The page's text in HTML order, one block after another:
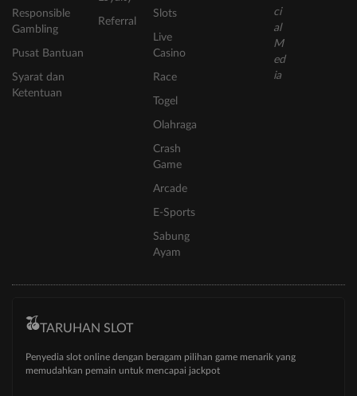
Responsible
Gambling
Pusat Bantuan
Syarat dan
Ketentuan
Referral
Slots
Live
Casino
Race
Togel
Olahraga
Crash
Game
Arcade
E-Sports
Sabung
Ayam
TARUHAN SLOT
Penyedia slot online dengan beragam pilihan game menarik yang
memudahkan pemain untuk mencapai jackpot